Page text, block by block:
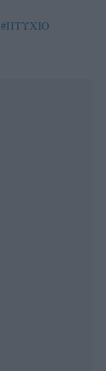
#ΠΤΥΧΙΟ